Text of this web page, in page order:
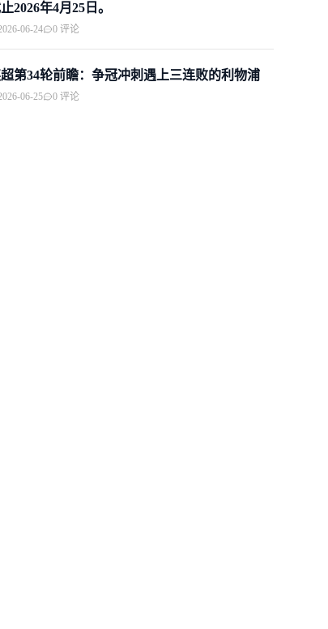
2026年4月25日。
06-24 0 评论
第34轮前瞻：争冠冲刺遇上三连败的利物浦
06-25 0 评论